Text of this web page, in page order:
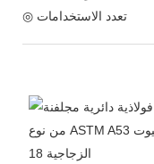
◎ تعدد الاستخدامات